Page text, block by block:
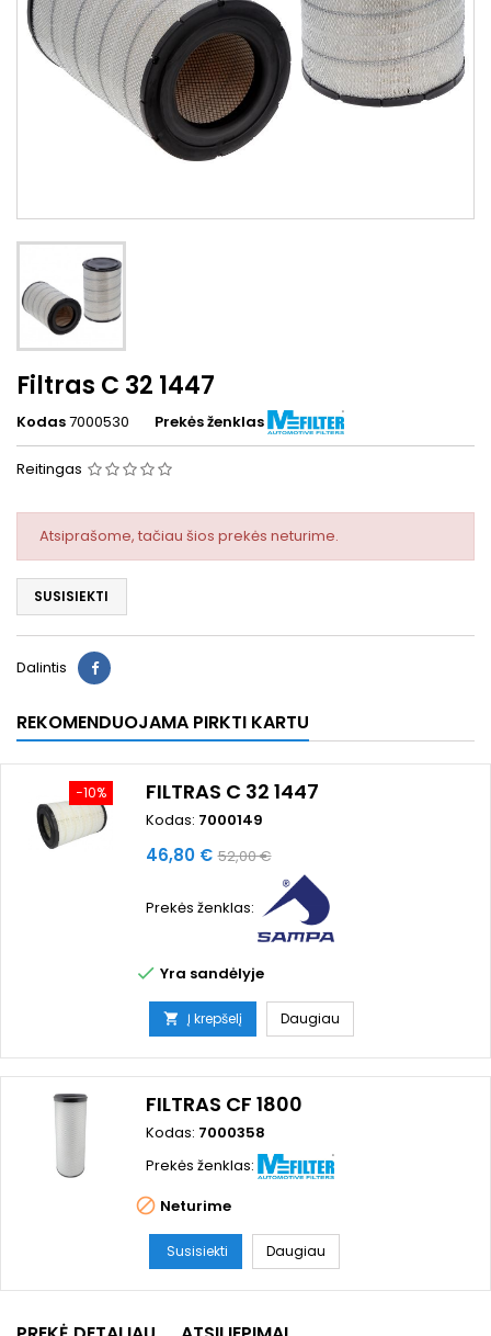
Filtras C 32 1447
Kodas7000530 Prekės ženklas
Reitingas
Atsiprašome, tačiau šios prekės neturime.
SUSISIEKTI
Dalintis
REKOMENDUOJAMA PIRKTI KARTU
−10% FILTRAS C 32 1447
Kodas: 7000149
Kaina
46,80 € Bazinė
52,00 €
Prekės ženklas:
 Yra sandėlyje
 Į krepšelį Daugiau
FILTRAS CF 1800
Kodas: 7000358
Prekės ženklas:
 Neturime
Susisiekti Daugiau